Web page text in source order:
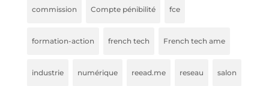
commission Compte pénibilité fce
formation-action french tech French tech ame
industrie numérique reead.me reseau salon